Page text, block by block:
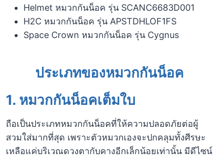
Helmet หมวกกันน็อค รุ่น SCANC6683D001
H2C หมวกกันน็อค รุ่น APSTDHLOF1FS
Space Crown หมวกกันน็อค รุ่น Cygnus
ประเภทของหมวกกันน็อค
1. หมวกกันน็อคเต็มใบ
ถือเป็นประเภทหมวกกันน็อคที่ให้ความปลอดภัยต่อผู้
สวมใส่มากที่สุด เพราะตัวหมวกเองจะปกคลุมทั้งศีรษะ
เหลือแค่บริเวณดวงตากับคางอีกเล็กน้อยเท่านั้น มีดีไซน์